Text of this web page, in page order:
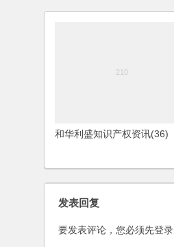
和华利盛知识产权资讯(36)
发表回复
要发表评论，您必须先登录